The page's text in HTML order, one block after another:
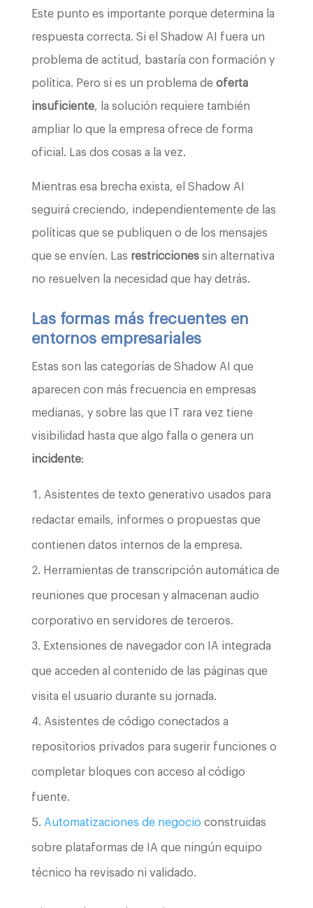
Este punto es importante porque determina la
respuesta correcta. Si el Shadow AI fuera un
problema de actitud, bastaría con formación y
política. Pero si es un problema de oferta
insuficiente, la solución requiere también
ampliar lo que la empresa ofrece de forma
oficial. Las dos cosas a la vez.
Mientras esa brecha exista, el Shadow AI
seguirá creciendo, independientemente de las
políticas que se publiquen o de los mensajes
que se envíen. Las restriccionessin alternativa
no resuelven la necesidad que hay detrás.
Las formas más frecuentes en
entornos empresariales
Estas son las categorías de Shadow AI que
aparecen con más frecuencia en empresas
medianas, y sobre las que IT rara vez tiene
visibilidad hasta que algo falla o genera un
incidente:
Asistentes de texto generativo usados para
redactar emails, informes o propuestas que
contienen datos internos de la empresa.
Herramientas de transcripción automática de
reuniones que procesan y almacenan audio
corporativo en servidores de terceros.
Extensiones de navegador con IA integrada
que acceden al contenido de las páginas que
visita el usuario durante su jornada.
Asistentes de código conectados a
repositorios privados para sugerir funciones o
completar bloques con acceso al código
fuente.
Automatizaciones de negocio construidas
sobre plataformas de IA que ningún equipo
técnico ha revisado ni validado.